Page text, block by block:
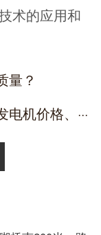
术的应用和
量？
机价格、···